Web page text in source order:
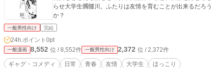
らせ大学生髑髏川。ふたりは友情を育むことが出来るだろう
か？
一般男性向け 完結
24h.ポイント 0pt
一般漫画 8,552 位 / 8,552件 一般男性向け 2,372 位 / 2,372件
ギャグ・コメディ 日常 青春 友情 大学生 ほっこり